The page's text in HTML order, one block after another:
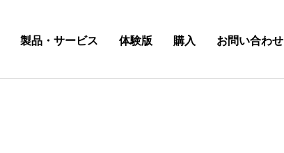
製品・サービス 体験版 購入 お問い合わせ